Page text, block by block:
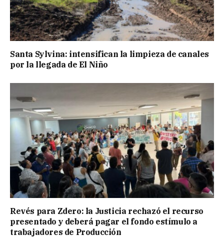
Santa Sylvina: intensifican la limpieza de canales
por la llegada de El Niño
Revés para Zdero: la Justicia rechazó el recurso
presentado y deberá pagar el fondo estímulo a
trabajadores de Producción